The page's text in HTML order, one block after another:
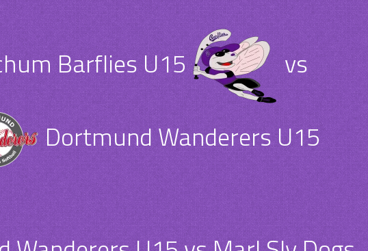
Barflies U15
vs
Dortmund Wanderers U15